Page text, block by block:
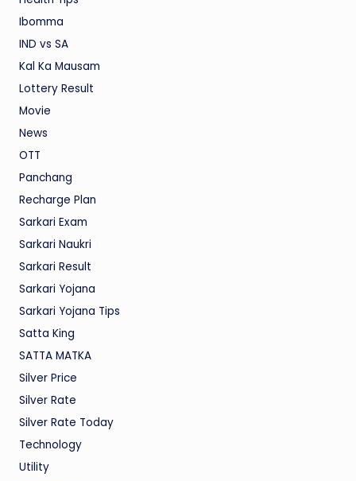
Ibomma
IND vs SA
Kal Ka Mausam
Lottery Result
Movie
News
OTT
Panchang
Recharge Plan
Sarkari Exam
Sarkari Naukri
Sarkari Result
Sarkari Yojana
Sarkari Yojana Tips
Satta King
SATTA MATKA
Silver Price
Silver Rate
Silver Rate Today
Technology
Utility